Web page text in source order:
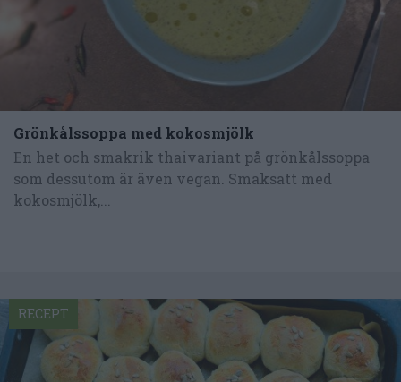
Grönkålssoppa med kokosmjölk
En het och smakrik thaivariant på grönkålssoppa
som dessutom är även vegan. Smaksatt med
kokosmjölk,...
RECEPT